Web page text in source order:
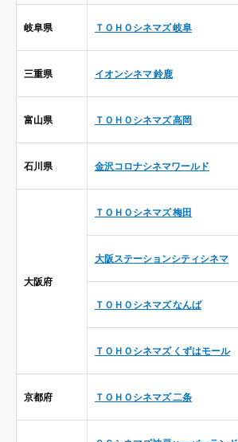
岐阜県 ＴＯＨＯシネマズ 岐阜
三重県 イオンシネマ 鈴鹿
富山県 ＴＯＨＯシネマズ 高岡
石川県 金沢コロナシネマワールド
大阪府
ＴＯＨＯシネマズ 梅田
大阪ステーションシティシネマ
ＴＯＨＯシネマズ なんば
ＴＯＨＯシネマズ くずはモール
京都府 ＴＯＨＯシネマズ 二条